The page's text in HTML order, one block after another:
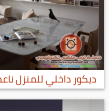
ديكور داخلي للمنزل ناعم